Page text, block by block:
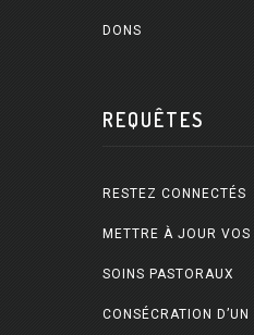
DONS
REQUÊTES
RESTEZ CONNECTÉS
METTRE À JOUR VOS
SOINS PASTORAUX
CONSÉCRATION D’UN